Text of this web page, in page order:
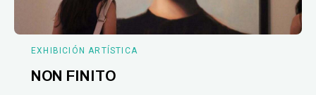
EXHIBICIÓN ARTÍSTICA
NON FINITO